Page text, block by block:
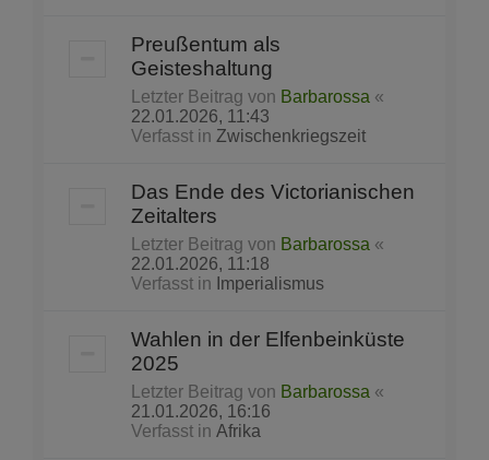
Preußentum als
Geisteshaltung
Letzter Beitrag von Barbarossa «
22.01.2026, 11:43
Verfasst in Zwischenkriegszeit
Das Ende des Victorianischen
Zeitalters
Letzter Beitrag von Barbarossa «
22.01.2026, 11:18
Verfasst in Imperialismus
Wahlen in der Elfenbeinküste
2025
Letzter Beitrag von Barbarossa «
21.01.2026, 16:16
Verfasst in Afrika